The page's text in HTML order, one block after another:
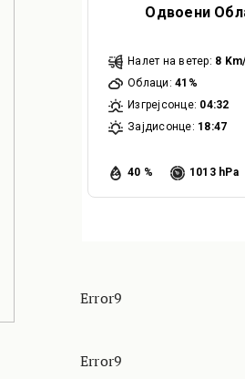
Одвоени
40 % 1013 hPa
Налет на ветер: 8
Облаци: 41%
Изгрејсонце: 04:32
Зајдисонце: 18:47
Error9
Error9